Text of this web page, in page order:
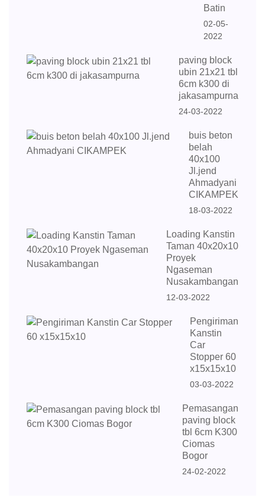
Batin
02-05-
2022
paving block
ubin 21x21 tbl
6cm k300 di
jakasampurna
24-03-2022
buis beton
belah
40x100
Jl.jend
Ahmadyani
CIKAMPEK
18-03-2022
Loading Kanstin
Taman 40x20x10
Proyek
Ngaseman
Nusakambangan
12-03-2022
Pengiriman
Kanstin
Car
Stopper 60
x15x15x10
03-03-2022
Pemasangan
paving block
tbl 6cm K300
Ciomas
Bogor
24-02-2022